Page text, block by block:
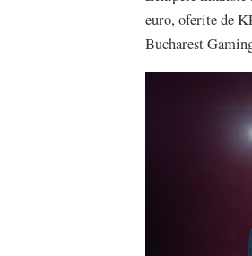
euro, oferite de
Bucharest